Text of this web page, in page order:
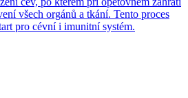
všech orgánů a tkání. Tento proces
pro cévní i imunitní systém.